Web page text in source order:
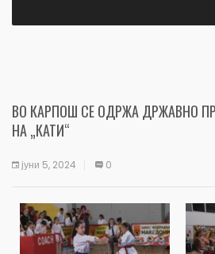
ВО КАРПОШ СЕ ОДРЖА ДРЖАВНО
НА „КАТИ“
јуни 5, 2024 0